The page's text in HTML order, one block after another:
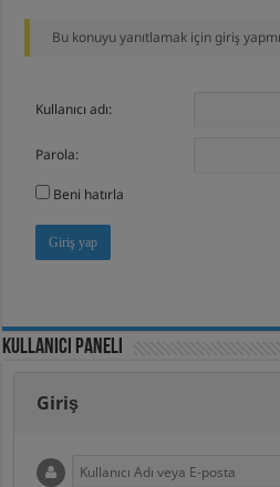
Bu konuyu yanıtlamak için giriş
Kullanıcı adı:
Parola:
Beni hatırla
Giriş yap
Kullanıcı Paneli
Giriş